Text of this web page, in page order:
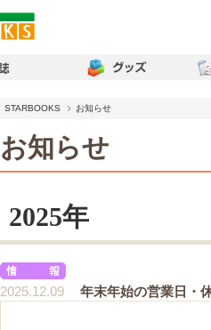
STARBOOKS お知らせ
お知らせ
2025年
2025.12.09 年末年始の営業日・